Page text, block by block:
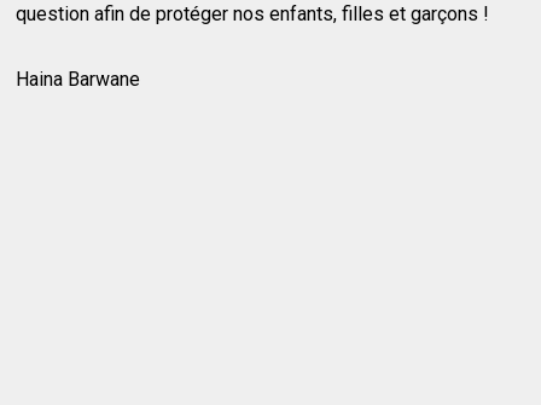
question afin de protéger nos enfants, filles et garçons !
Haina Barwane